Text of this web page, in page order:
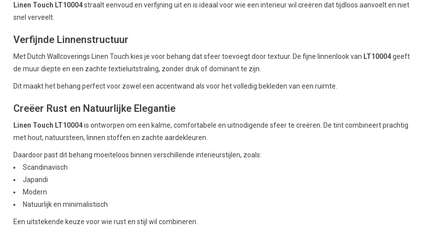
Linen Touch LT10004straalt eenvoud en verfijning uit en is ideaal voor wie een interieur wil creëren dat tijdloos aanvoelt en niet
snel verveelt.
Verfijnde Linnenstructuur
Met Dutch Wallcoverings Linen Touch kies je voor behang dat sfeer toevoegt door textuur. De fijne linnenlook van LT10004geeft
de muur diepte en een zachte textieluitstraling, zonder druk of dominant te zijn.
Dit maakt het behang perfect voor zowel een accentwand als voor het volledig bekleden van een ruimte.
Creëer Rust en Natuurlijke Elegantie
Linen Touch LT10004is ontworpen om een kalme, comfortabele en uitnodigende sfeer te creëren. De tint combineert prachtig
met hout, natuursteen, linnen stoffen en zachte aardekleuren.
Daardoor past dit behang moeiteloos binnen verschillende interieurstijlen, zoals:
Scandinavisch
Japandi
Modern
Natuurlijk en minimalistisch
Een uitstekende keuze voor wie rust en stijl wil combineren.